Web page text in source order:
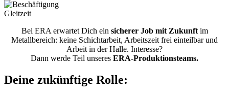
Gleitzeit
Bei ERA erwartet Dich ein sicherer Job mit Zukunftim
Metallbereich: keine Schichtarbeit, Arbeitszeit frei einteilbar und
Arbeit in der Halle. Interesse?
Dann werde Teil unseres ERA-Produktionsteams.
Deine zukünftige Rolle: